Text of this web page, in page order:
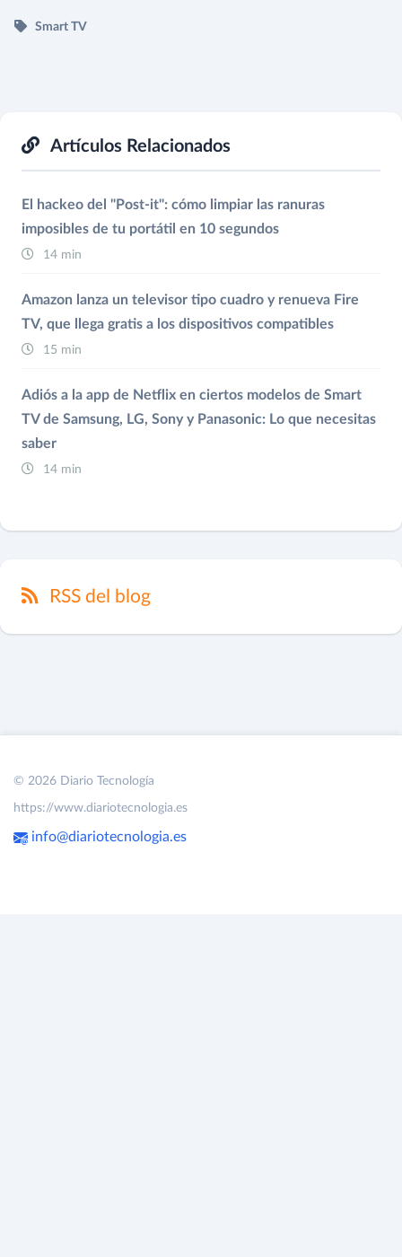
Smart TV
Artículos Relacionados
El hackeo del "Post-it": cómo limpiar las ranuras
imposibles de tu portátil en 10 segundos
14 min
Amazon lanza un televisor tipo cuadro y renueva Fire
TV, que llega gratis a los dispositivos compatibles
15 min
Adiós a la app de Netflix en ciertos modelos de Smart
TV de Samsung, LG, Sony y Panasonic: Lo que necesitas
saber
14 min
RSS del blog
© 2026 Diario Tecnología
https://www.diariotecnologia.es
info@diariotecnologia.es